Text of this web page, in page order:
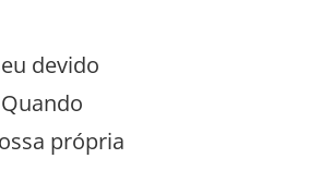
devido
Quando
própria